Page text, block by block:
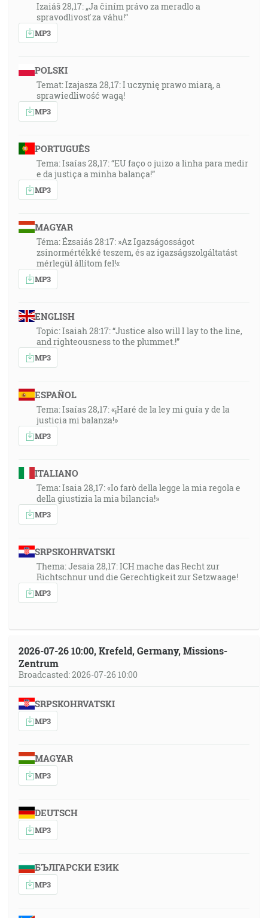
Izaiáš 28,17: „Ja činím právo za meradlo a
spravodlivosť za váhu!“
MP3
POLSKI
Temat: Izajasza 28,17: I uczynię prawo miarą, a
sprawiedliwość wagą!
MP3
PORTUGUÊS
Tema: Isaías 28,17: “EU faço o juizo a linha para medir
e da justiça a minha balança!”
MP3
MAGYAR
Téma: Ézsaiás 28:17: »Az Igazságosságot
zsinormértékké teszem, és az igazságszolgáltatást
mérlegül állítom fel!«
MP3
ENGLISH
Topic: Isaiah 28:17: “Justice also will I lay to the line,
and righteousness to the plummet.!”
MP3
ESPAÑOL
Tema: Isaías 28,17: «¡Haré de la ley mi guía y de la
justicia mi balanza!»
MP3
ITALIANO
Tema: Isaia 28,17: «Io farò della legge la mia regola e
della giustizia la mia bilancia!»
MP3
SRPSKOHRVATSKI
Thema: Jesaia 28,17: ICH mache das Recht zur
Richtschnur und die Gerechtigkeit zur Setzwaage!
MP3
2026-07-26 10:00, Krefeld, Germany, Missions-
Zentrum
Broadcasted: 2026-07-26 10:00
SRPSKOHRVATSKI
MP3
MAGYAR
MP3
DEUTSCH
MP3
БЪЛГАРСКИ ЕЗИК
MP3